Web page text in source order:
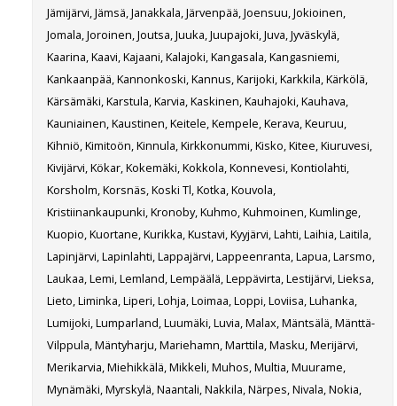
Jämijärvi, Jämsä, Janakkala, Järvenpää, Joensuu, Jokioinen,
Jomala, Joroinen, Joutsa, Juuka, Juupajoki, Juva, Jyväskylä,
Kaarina, Kaavi, Kajaani, Kalajoki, Kangasala, Kangasniemi,
Kankaanpää, Kannonkoski, Kannus, Karijoki, Karkkila, Kärkölä,
Kärsämäki, Karstula, Karvia, Kaskinen, Kauhajoki, Kauhava,
Kauniainen, Kaustinen, Keitele, Kempele, Kerava, Keuruu,
Kihniö, Kimitoön, Kinnula, Kirkkonummi, Kisko, Kitee, Kiuruvesi,
Kivijärvi, Kökar, Kokemäki, Kokkola, Konnevesi, Kontiolahti,
Korsholm, Korsnäs, Koski Tl, Kotka, Kouvola,
Kristiinankaupunki, Kronoby, Kuhmo, Kuhmoinen, Kumlinge,
Kuopio, Kuortane, Kurikka, Kustavi, Kyyjärvi, Lahti, Laihia, Laitila,
Lapinjärvi, Lapinlahti, Lappajärvi, Lappeenranta, Lapua, Larsmo,
Laukaa, Lemi, Lemland, Lempäälä, Leppävirta, Lestijärvi, Lieksa,
Lieto, Liminka, Liperi, Lohja, Loimaa, Loppi, Loviisa, Luhanka,
Lumijoki, Lumparland, Luumäki, Luvia, Malax, Mäntsälä, Mänttä-
Vilppula, Mäntyharju, Mariehamn, Marttila, Masku, Merijärvi,
Merikarvia, Miehikkälä, Mikkeli, Muhos, Multia, Muurame,
Mynämäki, Myrskylä, Naantali, Nakkila, Närpes, Nivala, Nokia,